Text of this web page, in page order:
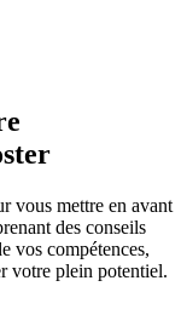
vous mettre en avant
des conseils
vos compétences,
votre plein potentiel.